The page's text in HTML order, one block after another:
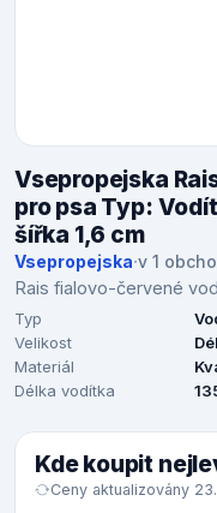
Vsepropejska
pro psa Typ:
šířka 1,6 cm
Vsepropejska·v 1
Rais fialovo-červené
Typ
Velikost
Materiál
Délka vodítka
Kde koupit
Ceny aktualizovány